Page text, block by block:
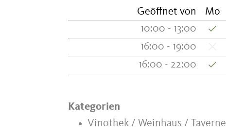
Geöffnet von Mo
10:00 - 13:00
16:00 - 19:00
16:00 - 22:00
Kategorien
Vinothek / Weinhaus / Taverne